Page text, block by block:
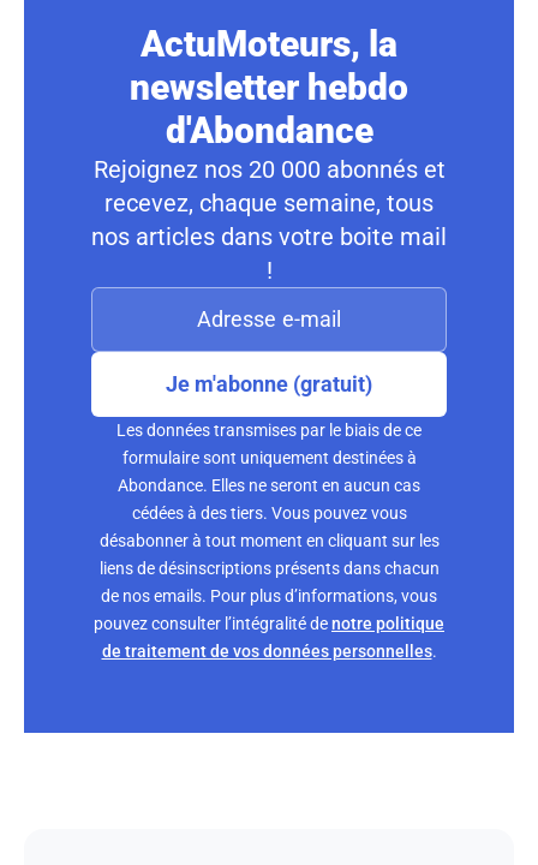
ActuMoteurs, la
newsletter hebdo
d'Abondance
Rejoignez nos 20 000 abonnés et
recevez, chaque semaine, tous
nos articles dans votre boite mail
!
Je m'abonne (gratuit)
Les données transmises par le biais de ce
formulaire sont uniquement destinées à
Abondance. Elles ne seront en aucun cas
cédées à des tiers. Vous pouvez vous
désabonner à tout moment en cliquant sur les
liens de désinscriptions présents dans chacun
de nos emails. Pour plus d’informations, vous
pouvez consulter l’intégralité denotre politique
de traitement de vos données personnelles.